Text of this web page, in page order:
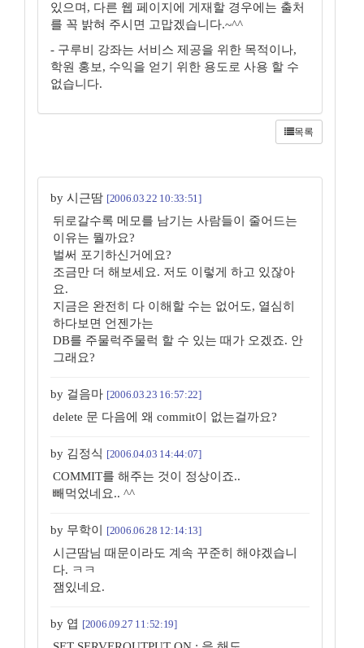
있으며, 다른 웹 페이지에 게재할 경우에는 출처
를 꼭 밝혀 주시면 고맙겠습니다.~^^
- 구루비 강좌는 서비스 제공을 위한 목적이나,
학원 홍보, 수익을 얻기 위한 용도로 사용 할 수
없습니다.
목록
by 시근땀 [2006.03.22 10:33:51]
뒤로갈수록 메모를 남기는 사람들이 줄어드는
이유는 뭘까요?
벌써 포기하신거에요?
조금만 더 해보세요. 저도 이렇게 하고 있잖아
요.
지금은 완전히 다 이해할 수는 없어도, 열심히
하다보면 언젠가는
DB를 주물럭주물럭 할 수 있는 때가 오겠죠. 안
그래요?
by 걸음마 [2006.03.23 16:57:22]
delete 문 다음에 왜 commit이 없는걸까요?
by 김정식 [2006.04.03 14:44:07]
COMMIT를 해주는 것이 정상이죠..
빼먹었네요.. ^^
by 무학이 [2006.06.28 12:14:13]
시근땀님 때문이라도 계속 꾸준히 해야겠습니
다. ㅋㅋ
잼있네요.
by 엽 [2006.09.27 11:52:19]